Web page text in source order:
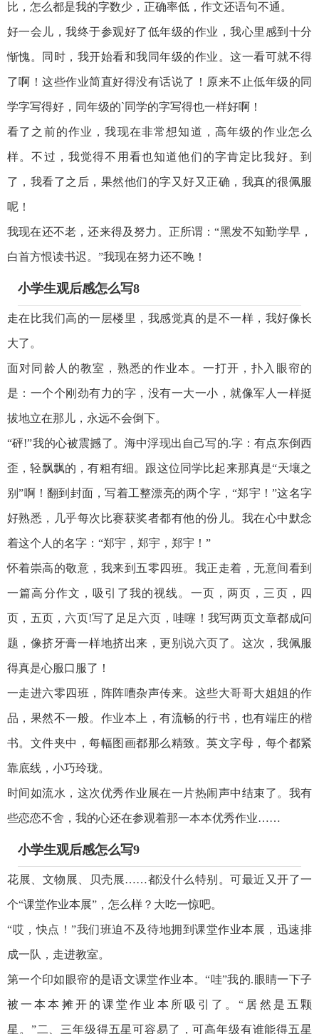
比，怎么都是我的字数少，正确率低，作文还语句不通。
好一会儿，我终于参观好了低年级的作业，我心里感到十分
惭愧。同时，我开始看和我同年级的作业。这一看可就不得
了啊！这些作业简直好得没有话说了！原来不止低年级的同
学字写得好，同年级的`同学的字写得也一样好啊！
看了之前的作业，我现在非常想知道，高年级的作业怎么
样。不过，我觉得不用看也知道他们的字肯定比我好。到
了，我看了之后，果然他们的字又好又正确，我真的很佩服
呢！
我现在还不老，还来得及努力。正所谓：“黑发不知勤学早，
白首方恨读书迟。”我现在努力还不晚！
小学生观后感怎么写8
走在比我们高的一层楼里，我感觉真的是不一样，我好像长
大了。
面对同龄人的教室，熟悉的作业本。一打开，扑入眼帘的
是：一个个刚劲有力的字，没有一大一小，就像军人一样挺
拔地立在那儿，永远不会倒下。
“砰!”我的心被震撼了。海中浮现出自己写的.字：有点东倒西
歪，轻飘飘的，有粗有细。跟这位同学比起来那真是“天壤之
别”啊！翻到封面，写着工整漂亮的两个字，“郑宇！”这名字
好熟悉，几乎每次比赛获奖者都有他的份儿。我在心中默念
着这个人的名字：“郑宇，郑宇，郑宇！”
怀着崇高的敬意，我来到五零四班。我正走着，无意间看到
一篇高分作文，吸引了我的视线。一页，两页，三页，四
页，五页，六页!写了足足六页，哇噻！我写两页文章都成问
题，像挤牙膏一样地挤出来，更别说六页了。这次，我佩服
得真是心服口服了！
一走进六零四班，阵阵嘈杂声传来。这些大哥哥大姐姐的作
品，果然不一般。作业本上，有流畅的行书，也有端庄的楷
书。文件夹中，每幅图画都那么精致。英文字母，每个都紧
靠底线，小巧玲珑。
时间如流水，这次优秀作业展在一片热闹声中结束了。我有
些恋恋不舍，我的心还在参观着那一本本优秀作业……
小学生观后感怎么写9
花展、文物展、贝壳展……都没什么特别。可最近又开了一
个“课堂作业本展”，怎么样？大吃一惊吧。
“哎，快点！”我们班迫不及待地拥到课堂作业本展，迅速排
成一队，走进教室。
第一个印如眼帘的是语文课堂作业本。“哇”我的.眼睛一下子
被一本本摊开的课堂作业本所吸引了。“居然是五颗
星。”二、三年级得五星可容易了，可高年级有谁能得五星